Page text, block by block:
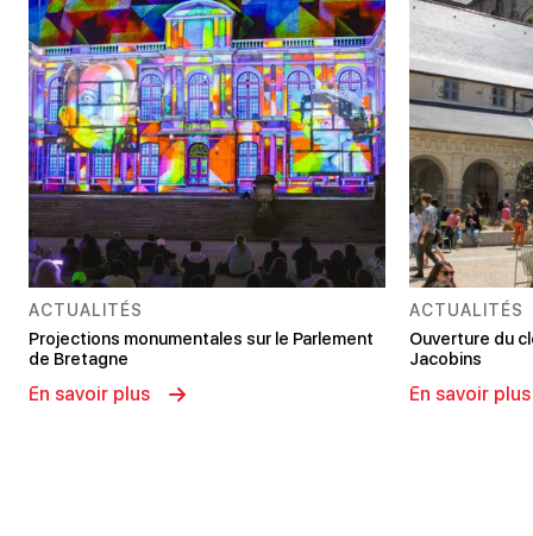
ACTUALITÉS
Projections monumentales sur le Parlement
de Bretagne
En savoir plus
ACTUALITÉS
Ouverture du
Jacobins
En savoir plus